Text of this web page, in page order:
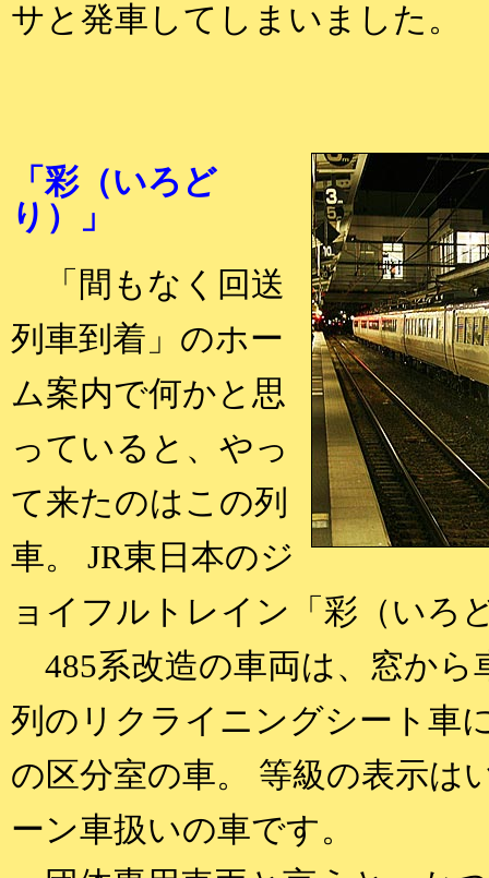
サと発車してしまいました。
「彩（いろど
り）」
「間もなく回送
列車到着」のホー
ム案内で何かと思
っていると、やっ
て来たのはこの列
車。 JR東日本のジ
ョイフルトレイン「彩（いろ
485系改造の車両は、窓から
列のリクライニングシート車
の区分室の車。 等級の表示は
ーン車扱いの車です。